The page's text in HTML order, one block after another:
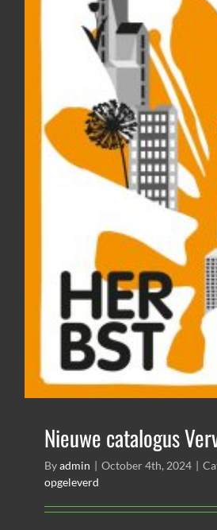
CONTACT
Nieuwe catalogus
Byadmin | October 4th, 2024 |
opgeleverd